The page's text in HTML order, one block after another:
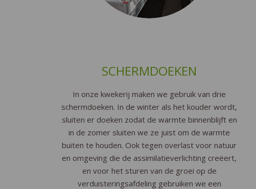
SCHERMDOEKEN
In onze kwekerij maken we gebruik van drie
schermdoeken. In de winter als het kouder wordt,
sluiten er doeken zodat de warmte binnenblijft en
in de zomer sluiten we ze juist om de warmte
buiten te houden. Ook tegen overlast voor natuur
en omgeving die de assimilatieverlichting creëert,
en voor het sturen van de groei op de
verduisteringsafdeling gebruiken we een